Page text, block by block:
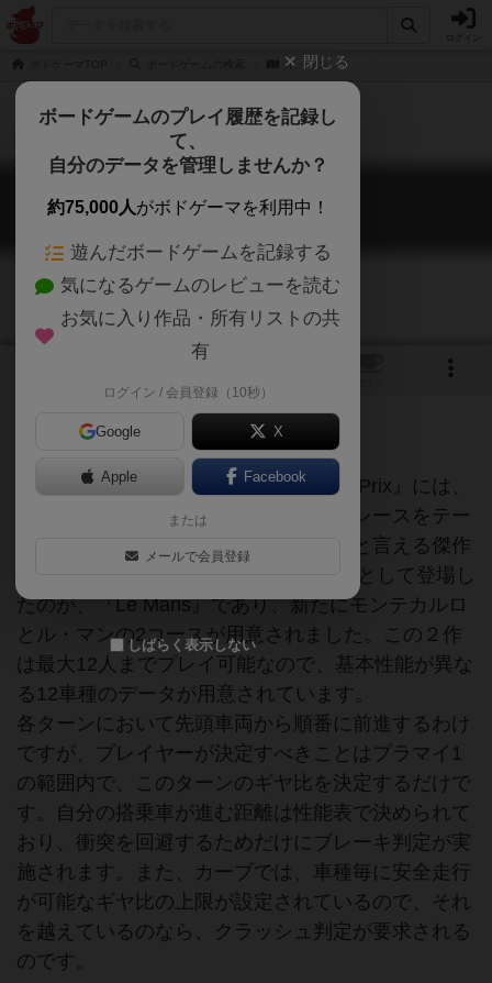
ル・マン
ル・マン
Le Mans
レースゲームの傑作
1956年に自費出版されていた『Grand Prix』には、
セブリングとワトキンズグレンのカーレースをテー
マにしたもので、このジャンルの始祖と言える傑作
です。1961年にAvalon Hill 社から続編として登場し
たのが、『Le Mans』であり、新たにモンテカルロ
とル・マンの2コースが用意されました。この２作
は最大12人までプレイ可能なので、基本性能が異な
る12車種のデータが用意されています。
各ターンにおいて先頭車両から順番に前進するわけ
ですが、プレイヤーが決定すべきことはプラマイ1
の範囲内で、このターンのギヤ比を決定するだけで
す。自分の搭乗車が進む距離は性能表で決められて
おり、衝突を回避するためだけにブレーキ判定が実
施されます。また、カーブでは、車種毎に安全走行
が可能なギヤ比の上限が設定されているので、それ
を越えているのなら、クラッシュ判定が要求される
のです。
閉じる
ボードゲームのプレイ履歴を記録し
て、
自分のデータを管理しませんか？
約75,000人がボドゲーマを利用中！
遊んだボードゲームを記録する
気になるゲームのレビューを読む
お気に入り作品・所有リストの共
有
ログイン / 会員登録（10秒）
Google X
Apple Facebook
または
メールで会員登録
しばらく表示しない